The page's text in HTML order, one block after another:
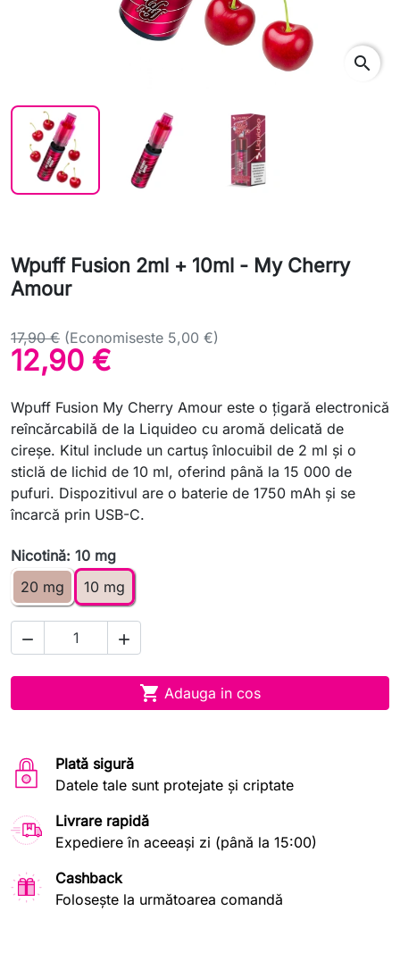
search
Wpuff Fusion 2ml + 10ml - My Cherry
Amour
17,90 € (Economiseste 5,00 €)
12,90 €
Wpuff Fusion My Cherry Amour este o ţigară electronică
reîncărcabilă de la Liquideo cu aromă delicată de
cireşe. Kitul include un cartuş înlocuibil de 2 ml şi o
sticlă de lichid de 10 ml, oferind până la 15 000 de
pufuri. Dispozitivul are o baterie de 1750 mAh şi se
încarcă prin USB-C.
Nicotină: 10 mg
20 mg
10 mg
 
 Adauga in cos
Plată sigură
Datele tale sunt protejate și criptate
Livrare rapidă
Expediere în aceeași zi (până la 15:00)
Cashback
Folosește la următoarea comandă